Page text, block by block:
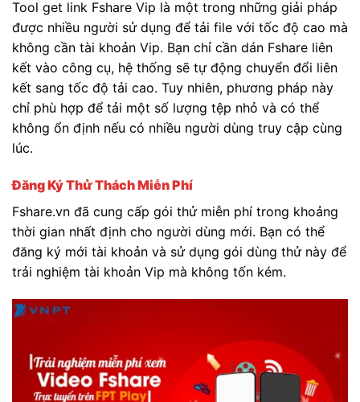
Tool get link Fshare Vip là một trong những giải pháp
được nhiều người sử dụng để tải file với tốc độ cao mà
không cần tài khoản Vip. Bạn chỉ cần dán Fshare liên
kết vào công cụ, hệ thống sẽ tự động chuyển đổi liên
kết sang tốc độ tải cao. Tuy nhiên, phương pháp này
chỉ phù hợp để tải một số lượng tệp nhỏ và có thể
không ổn định nếu có nhiều người dùng truy cập cùng
lúc.
Đăng Ký Thử Thách Miễn Phí
Fshare.vn đã cung cấp gói thử miễn phí trong khoảng
thời gian nhất định cho người dùng mới. Bạn có thể
đăng ký mới tài khoản và sử dụng gói dùng thử này để
trải nghiệm tài khoản Vip mà không tốn kém.